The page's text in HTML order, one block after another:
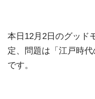
本日12月2日のグッド
定、問題は「江戸時代
です。